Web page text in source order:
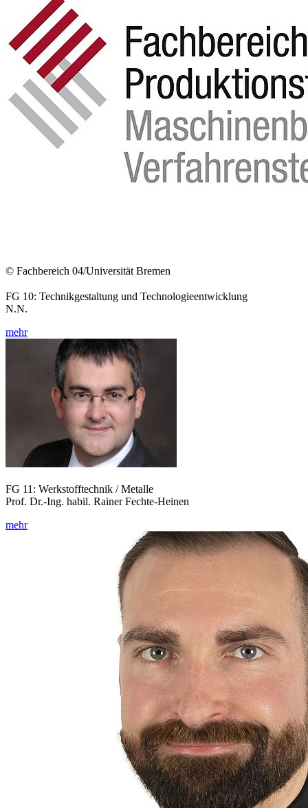
© Fachbereich 04/Universität Bremen
FG 10: Technikgestaltung und Technologieentwicklung
N.N.
mehr
FG 11: Werkstofftechnik / Metalle
Prof. Dr.-Ing. habil. Rainer Fechte-Heinen
mehr